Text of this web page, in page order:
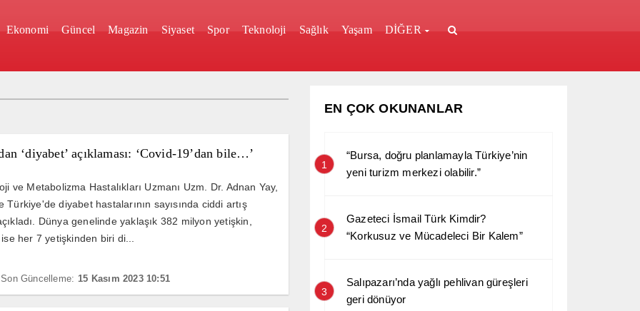
Ekonomi Güncel Magazin Siyaset Spor Teknoloji Sağlık Yaşam DİĞER
‘diyabet’ açıklaması: ‘Covid-19’dan bile…’
ve Metabolizma Hastalıkları Uzmanı Uzm. Dr. Adnan Yay,
Türkiye'de diyabet hastalarının sayısında ciddi artış
Dünya genelinde yaklaşık 382 milyon yetişkin,
her 7 yetişkinden biri di...
Son Güncelleme: 15 Kasım 2023 10:51
EN ÇOK OKUNANLAR
1
“Bursa, doğru planlamayla Türkiye’nin
yeni turizm merkezi olabilir.”
2
Gazeteci İsmail Türk Kimdir?
“Korkusuz ve Mücadeleci Bir Kalem”
3
Salıpazarı’nda yağlı pehlivan güreşleri
geri dönüyor